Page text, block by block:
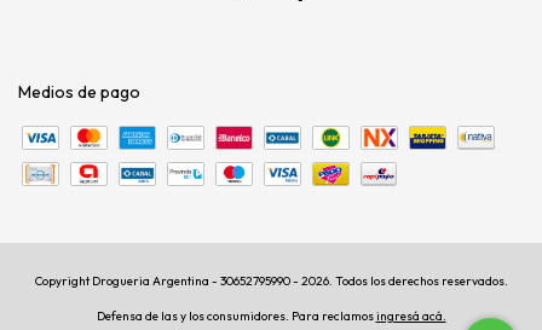
Medios de pago
Copyright Drogueria Argentina - 30652795990 - 2026. Todos los derechos reservados.
Defensa de las y los consumidores. Para reclamosingresá acá.